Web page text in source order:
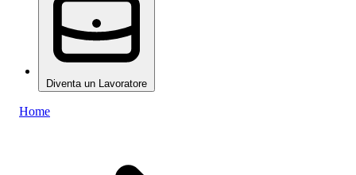
Diventa un Lavoratore
Home